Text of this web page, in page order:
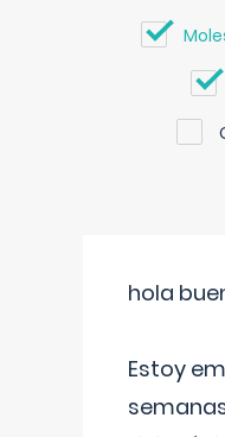
hola
Estoy